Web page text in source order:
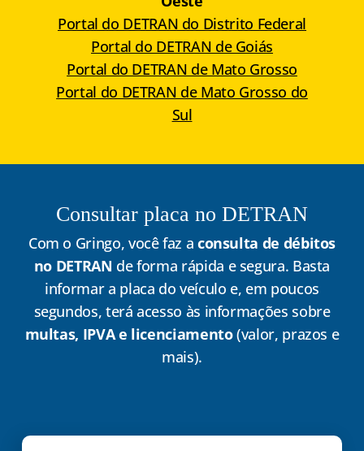
Portal do DETRAN do Distrito Federal
Portal do DETRAN de Goiás
Portal do DETRAN de Mato Grosso
Portal do DETRAN de Mato Grosso do
Sul
Consultar placa no DETRAN
Com o Gringo, você faz a consulta de débitos
no DETRAN de forma rápida e segura. Basta
informar a placa do veículo e, em poucos
segundos, terá acesso às informações sobre
multas, IPVA e licenciamento(valor, prazos e
mais).